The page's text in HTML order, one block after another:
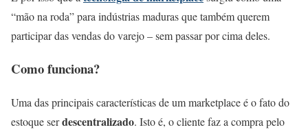
“mão na roda” para indústrias maduras que também querem
participar das vendas do varejo – sem passar por cima deles.
Como funciona?
Uma das principais características de um marketplace é o fato do
estoque serdescentralizado. Isto é, o cliente faz a compra pelo